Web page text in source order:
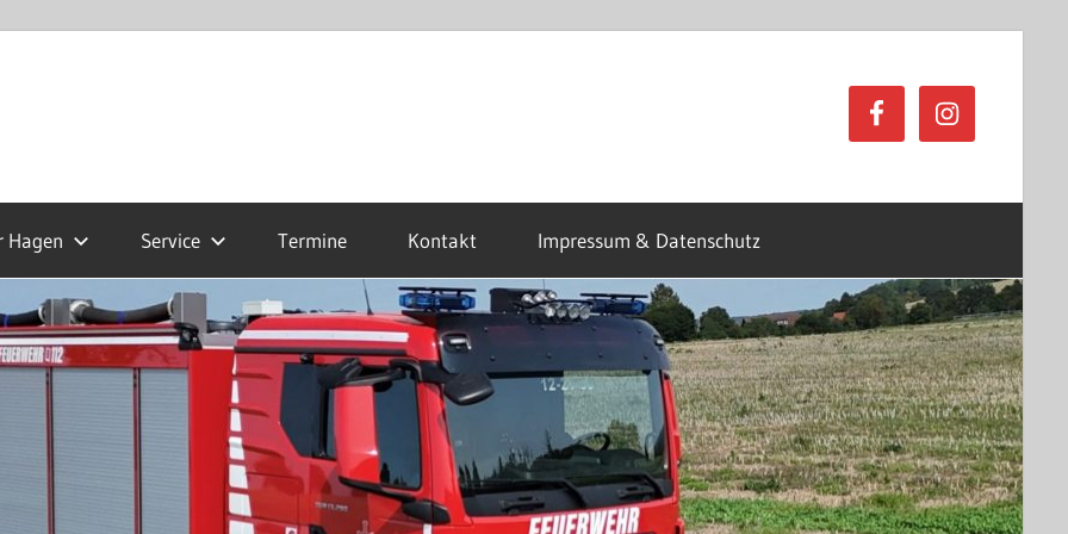
Hagen Service Termine Kontakt Impressum & Datenschutz